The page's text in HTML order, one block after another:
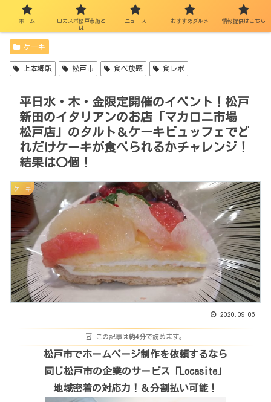
ケーキ
上本郷駅 松戸市 食べ放題 食レポ
平日水・木・金限定開催のイベント！松戸
新田のイタリアンのお店「マカロニ市場
松戸店」のタルト＆ケーキビュッフェでど
れだけケーキが食べられるかチャレンジ！
結果は〇個！
ケーキ
2020.09.06
この記事は約4分で読めます。
松戸市でホームページ制作を依頼するなら
同じ松戸市の企業のサービス「Locasite」
地域密着の対応力！＆分割払い可能！
ホーム
ロカスポ松戸市版と
は
ニュース おすすめグルメ 情報提供はこちら